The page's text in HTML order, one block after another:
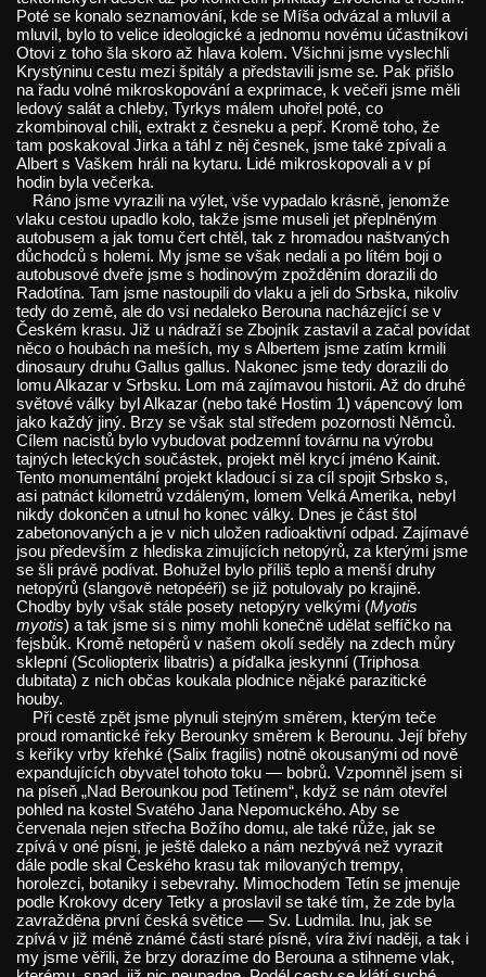
Poté se konalo seznamování, kde se Míša odvázal a mluvil a
mluvil, bylo to velice ideologické a jednomu novému účastníkovi
Otovi z toho šla skoro až hlava kolem. Všichni jsme vyslechli
Krystýninu cestu mezi špitály a představili jsme se. Pak přišlo
na řadu volné mikroskopování a exprimace, k večeři jsme měli
ledový salát a chleby, Tyrkys málem uhořel poté, co
zkombinoval chili, extrakt z česneku a pepř. Kromě toho, že
tam poskakoval Jirka a táhl z něj česnek, jsme také zpívali a
Albert s Vaškem hráli na kytaru. Lidé mikroskopovali a v pí
hodin byla večerka.
Ráno jsme vyrazili na výlet, vše vypadalo krásně, jenomže
vlaku cestou upadlo kolo, takže jsme museli jet přeplněným
autobusem a jak tomu čert chtěl, tak z hromadou naštvaných
důchodců s holemi. My jsme se však nedali a po lítém boji o
autobusové dveře jsme s hodinovým zpožděním dorazili do
Radotína. Tam jsme nastoupili do vlaku a jeli do Srbska, nikoliv
tedy do země, ale do vsi nedaleko Berouna nacházející se v
Českém krasu. Již u nádraží se Zbojník zastavil a začal povídat
něco o houbách na meších, my s Albertem jsme zatím krmili
dinosaury druhu Gallus gallus. Nakonec jsme tedy dorazili do
lomu Alkazar v Srbsku. Lom má zajímavou historii. Až do druhé
světové války byl Alkazar (nebo také Hostim 1) vápencový lom
jako každý jiný. Brzy se však stal středem pozornosti Němců.
Cílem nacistů bylo vybudovat podzemní továrnu na výrobu
tajných leteckých součástek, projekt měl krycí jméno Kainit.
Tento monumentální projekt kladoucí si za cíl spojit Srbsko s,
asi patnáct kilometrů vzdáleným, lomem Velká Amerika, nebyl
nikdy dokončen a utnul ho konec války. Dnes je část štol
zabetonovaných a je v nich uložen radioaktivní odpad. Zajímavé
jsou především z hlediska zimujících netopýrů, za kterými jsme
se šli právě podívat. Bohužel bylo příliš teplo a menší druhy
netopýrů (slangově netopééři) se již potulovaly po krajině.
Chodby byly však stále posety netopýry velkými (Myotis
myotis) a tak jsme si s nimy mohli konečně udělat selfíčko na
fejsbůk. Kromě netopérů v našem okolí seděly na zdech můry
sklepní (Scoliopterix libatris) a píďalka jeskynní (Triphosa
dubitata) z nich občas koukala plodnice nějaké parazitické
houby.
Při cestě zpět jsme plynuli stejným směrem, kterým teče
proud romantické řeky Berounky směrem k Berounu. Její břehy
s keříky vrby křehké (Salix fragilis) notně okousanými od nově
expandujících obyvatel tohoto toku — bobrů. Vzpomněl jsem si
na píseň „Nad Berounkou pod Tetínem“, když se nám otevřel
pohled na kostel Svatého Jana Nepomuckého. Aby se
červenala nejen střecha Božího domu, ale také růže, jak se
zpívá v oné písni, je ještě daleko a nám nezbývá než vyrazit
dále podle skal Českého krasu tak milovaných trempy,
horolezci, botaniky i sebevrahy. Mimochodem Tetín se jmenuje
podle Krokovy dcery Tetky a proslavil se také tím, že zde byla
zavražděna první česká světice — Sv. Ludmila. Inu, jak se
zpívá v již méně známé části staré písně, víra živí naději, a tak i
my jsme věřili, že brzy dorazíme do Berouna a stihneme vlak,